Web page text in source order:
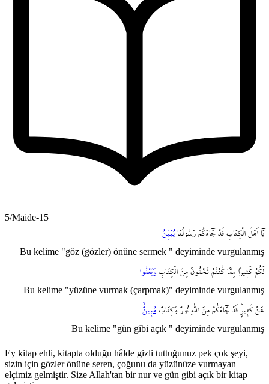
5/Maide-15
يَٓا اَهْلَ الْكِتَابِ قَدْ جَٓاءَكُمْ رَسُولُنَا يُبَيِّنُ
Bu kelime "göz (gözler) önüne sermek " deyiminde vurgulanmış
لَكُمْ كَث۪يراً مِمَّا كُنْتُمْ تُخْفُونَ مِنَ الْكِتَابِ وَيَعْفُوا
Bu kelime "yüzüne vurmak (çarpmak)" deyiminde vurgulanmış
عَنْ كَث۪يرٍۜ قَدْ جَٓاءَكُمْ مِنَ اللّٰهِ نُورٌ وَكِتَابٌ مُب۪ينٌۙ
Bu kelime "gün gibi açık " deyiminde vurgulanmış
Ey kitap ehli, kitapta olduğu hâlde gizli tuttuğunuz pek çok şeyi,
sizin için gözler önüne seren, çoğunu da yüzünüze vurmayan
elçimiz gelmiştir. Size Allah'tan bir nur ve gün gibi açık bir kitap